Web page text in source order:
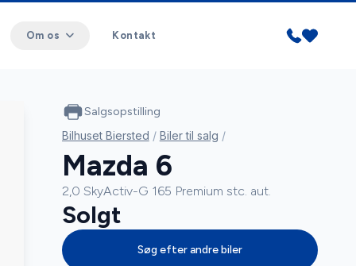
Om os Kontakt
Salgsopstilling
Bilhuset Biersted / Biler til salg /
Mazda 6
2,0 SkyActiv-G 165 Premium stc. aut.
Solgt
Søg efter andre biler